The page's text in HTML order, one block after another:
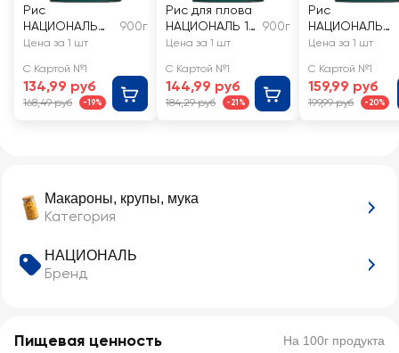
Макароны, крупы, мука
Категория
НАЦИОНАЛЬ
Бренд
Пищевая ценность На 100г продукта
Рис
НАЦИОНАЛЬ
Краснодарски
900г
Цена за 1 шт
С Картой №1
134,99 руб
168,49 руб -19%
Рис для плова
НАЦИОНАЛЬ 1-
й сорт
900г
Цена за 1 шт
С Картой №1
144,99 руб
184,29 руб -21%
Рис
НАЦИОНАЛЬ
Золотистый 1-
Цена за 1 шт
С Картой №1
159,99 руб
199,99 руб -20%